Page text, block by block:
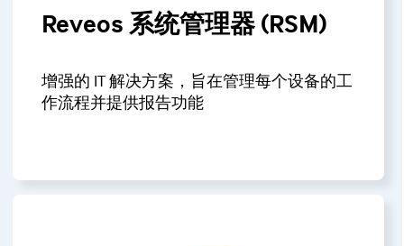
Reveos 系统管理器 (RSM)
增强的 IT 解决方案，旨在管理每个设备的工
作流程并提供报告功能